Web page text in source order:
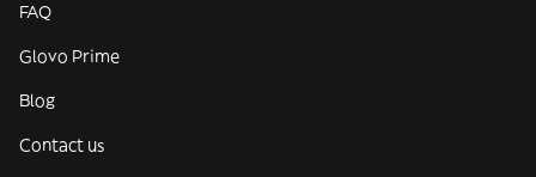
FAQ
Glovo Prime
Blog
Contact us